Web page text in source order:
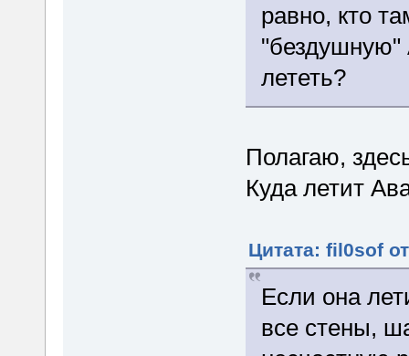
равно, кто
"бездушную"
лететь?
Полагаю,
Куда летит
Цитата: fil0sof
Если она
все стены,